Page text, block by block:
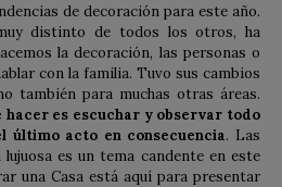
de decoración para este año.
distinto de todos los otros, ha
la decoración, las personas o
con la familia. Tuvo sus cambios
también para muchas otras áreas.
hacer es escuchar y observar todo
último acto en consecuencia. Las
es un tema candente en este
una Casa está aquí para presentar